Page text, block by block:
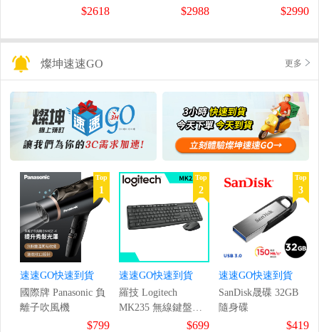
$2618 $2988 $2990
燦坤速速GO 更多
Top
1
速速GO快速到貨
國際牌 Panasonic 負
離子吹風機
$799
Top
2
速速GO快速到貨
羅技 Logitech
MK235 無線鍵盤滑
$699
Top
3
速速GO快速到貨
SanDisk晟碟 32GB
隨身碟
$419